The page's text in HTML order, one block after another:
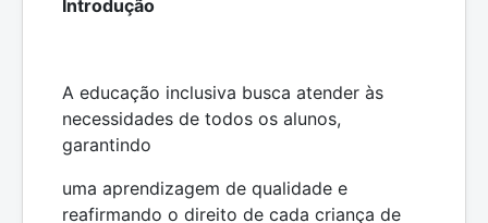
Introdução
A educação inclusiva busca atender às
necessidades de todos os alunos,
garantindo
uma aprendizagem de qualidade e
reafirmando o direito de cada criança de